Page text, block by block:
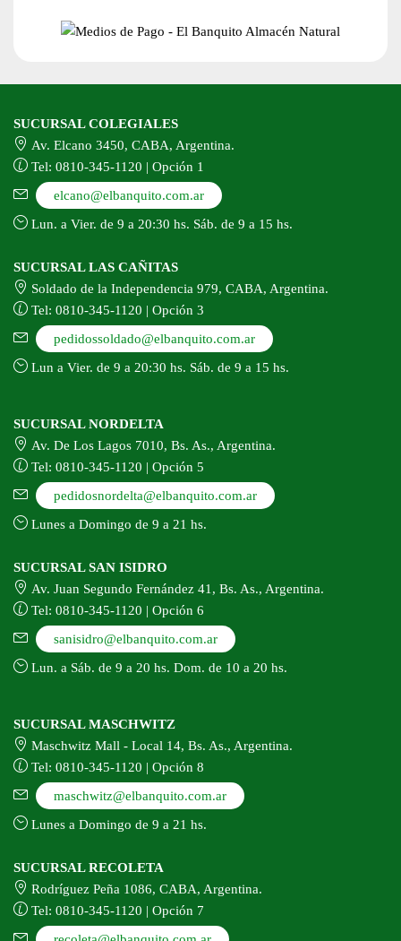
SUCURSAL COLEGIALES
Av. Elcano 3450, CABA, Argentina.
Tel: 0810-345-1120 | Opción 1
elcano@elbanquito.com.ar
Lun. a Vier. de 9 a 20:30 hs. Sáb. de 9 a 15 hs.
SUCURSAL LAS CAÑITAS
Soldado de la Independencia 979, CABA, Argentina.
Tel: 0810-345-1120 | Opción 3
pedidossoldado@elbanquito.com.ar
Lun a Vier. de 9 a 20:30 hs. Sáb. de 9 a 15 hs.
SUCURSAL NORDELTA
Av. De Los Lagos 7010, Bs. As., Argentina.
Tel: 0810-345-1120 | Opción 5
pedidosnordelta@elbanquito.com.ar
Lunes a Domingo de 9 a 21 hs.
SUCURSAL SAN ISIDRO
Av. Juan Segundo Fernández 41, Bs. As., Argentina.
Tel: 0810-345-1120 | Opción 6
sanisidro@elbanquito.com.ar
Lun. a Sáb. de 9 a 20 hs. Dom. de 10 a 20 hs.
SUCURSAL MASCHWITZ
Maschwitz Mall - Local 14, Bs. As., Argentina.
Tel: 0810-345-1120 | Opción 8
maschwitz@elbanquito.com.ar
Lunes a Domingo de 9 a 21 hs.
SUCURSAL RECOLETA
Rodríguez Peña 1086, CABA, Argentina.
Tel: 0810-345-1120 | Opción 7